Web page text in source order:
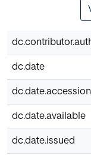
dc.date
dc.date.available
dc.date.issued